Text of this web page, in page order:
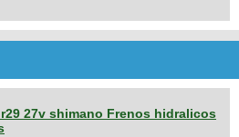
27v shimano Frenos hidralicos